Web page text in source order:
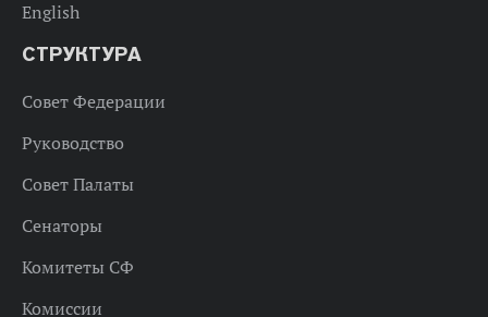
English
СТРУКТУРА
Совет Федерации
Руководство
Совет Палаты
Сенаторы
Комитеты СФ
Комиссии